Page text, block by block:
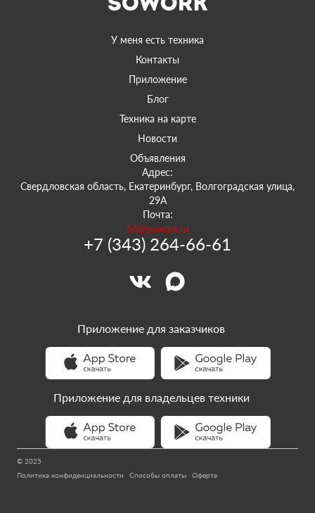
У меня есть техника
Контакты
Приложение
Блог
Техника на карте
Новости
Объявления
Адрес:
Свердловская область, Екатеринбург, Волгоградская улица,
29А
Почта:
66@sowork.ru
+7 (343) 264-66-61
© 2025
Политика конфиденциальности
Способы оплаты Оферта
Приложение для заказчиков
Приложение для владельцев техники